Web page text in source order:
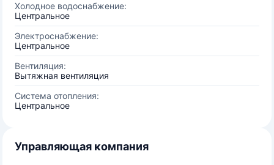
Холодное водоснабжение:
Центральное
Электроснабжение:
Центральное
Вентиляция:
Вытяжная вентиляция
Система отопления:
Центральное
Управляющая компания